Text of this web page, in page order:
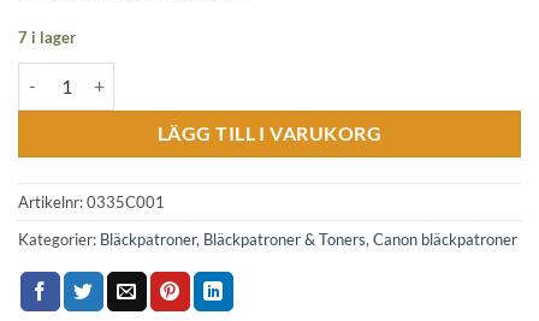
7 i lager
LÄGG TILL I VARUKORG
Artikelnr:0335C001
Kategorier: Bläckpatroner, Bläckpatroner & Toners, Canon bläckpatroner